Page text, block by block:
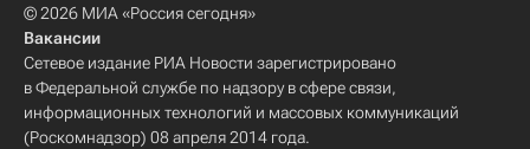
© 2026 МИА «Россия сегодня»
Вакансии
Сетевое издание РИА Новости зарегистрировано
в Федеральной службе по надзору в сфере связи,
информационных технологий и массовых коммуникаций
(Роскомнадзор) 08 апреля 2014 года.